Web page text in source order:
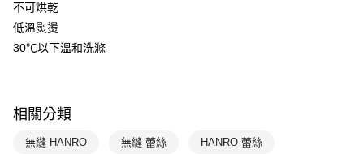
每筆NT$90，滿NT$888(含以上)免運費
付款後萊爾富取貨
每筆NT$90，滿NT$1,000(含以上)免運費
宅配
不可烘乾
低溫熨燙
30℃以下溫和洗滌
相關分類
無縫 HANRO 無縫 蕾絲 HANRO 蕾絲